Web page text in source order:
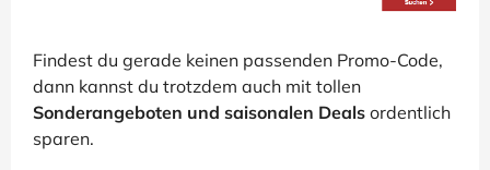
Findest du gerade keinen passenden Promo-Code,
dann kannst du trotzdem auch mit tollen
Sonderangeboten und saisonalen Deals ordentlich
sparen.